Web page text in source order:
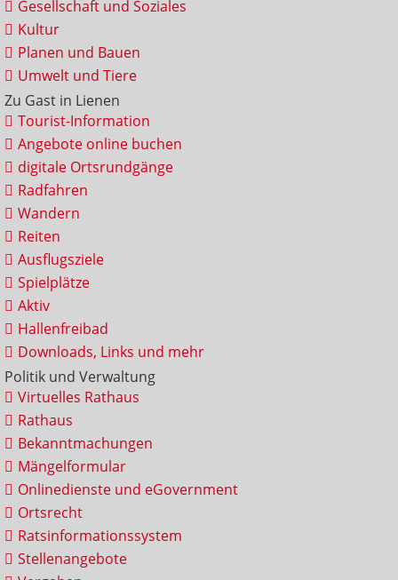
Gesellschaft und Soziales
Kultur
Planen und Bauen
Umwelt und Tiere
Zu Gast in Lienen
Tourist-Information
Angebote online buchen
digitale Ortsrundgänge
Radfahren
Wandern
Reiten
Ausflugsziele
Spielplätze
Aktiv
Hallenfreibad
Downloads, Links und mehr
Politik und Verwaltung
Virtuelles Rathaus
Rathaus
Bekanntmachungen
Mängelformular
Onlinedienste und eGovernment
Ortsrecht
Ratsinformationssystem
Stellenangebote